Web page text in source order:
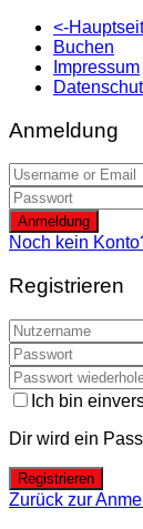
<-
Buchen
Impressum
Anmeldung
Anmeldung
Noch kein
Registrieren
Ich bin
Dir wird ein
Registrieren
Zurück zur